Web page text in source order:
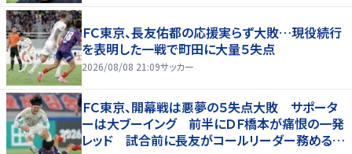
ＦＣ東京、長友佑都の応援実らず大敗…現役続行
を表明した一戦で町田に大量５失点
2026/08/08 21:09サッカー
ＦＣ東京、開幕戦は悪夢の５失点大敗 サポータ
ーは大ブーイング 前半にＤＦ橋本が痛恨の一発
レッド 試合前に長友がコールリーダー務めるも